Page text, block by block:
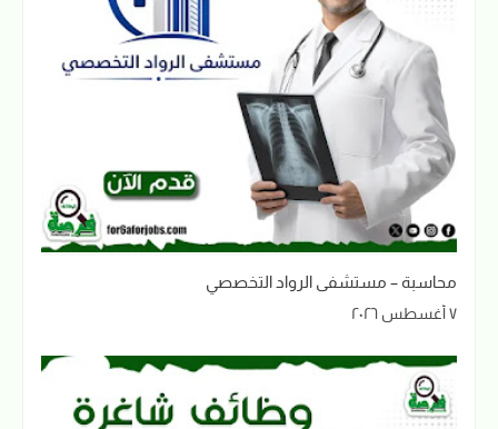
محاسبة – مستشفى الرواد التخصصي
٧ أغسطس ٢٠٢٦